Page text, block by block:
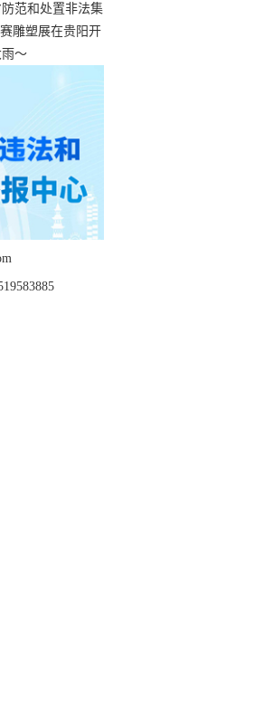
范和处置非法集
雕塑展在贵阳开
～